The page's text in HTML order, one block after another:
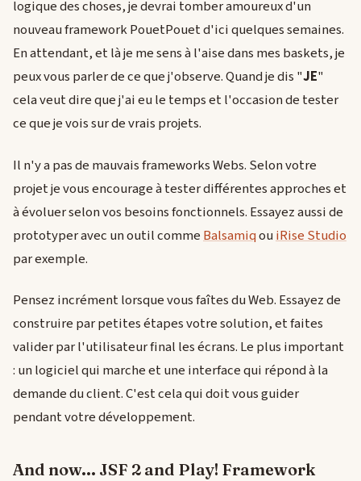
logique des choses, je devrai tomber amoureux d'un
nouveau framework PouetPouet d'ici quelques semaines.
En attendant, et là je me sens à l'aise dans mes baskets, je
peux vous parler de ce que j'observe. Quand je dis "JE"
cela veut dire que j'ai eu le temps et l'occasion de tester
ce que je vois sur de vrais projets.
Il n'y a pas de mauvais frameworks Webs. Selon votre
projet je vous encourage à tester différentes approches et
à évoluer selon vos besoins fonctionnels. Essayez aussi de
prototyper avec un outil comme BalsamiqouiRise Studio
par exemple.
Pensez incrément lorsque vous faîtes du Web. Essayez de
construire par petites étapes votre solution, et faites
valider par l'utilisateur final les écrans. Le plus important
: un logiciel qui marche et une interface qui répond à la
demande du client. C'est cela qui doit vous guider
pendant votre développement.
And now... JSF 2 and Play! Framework